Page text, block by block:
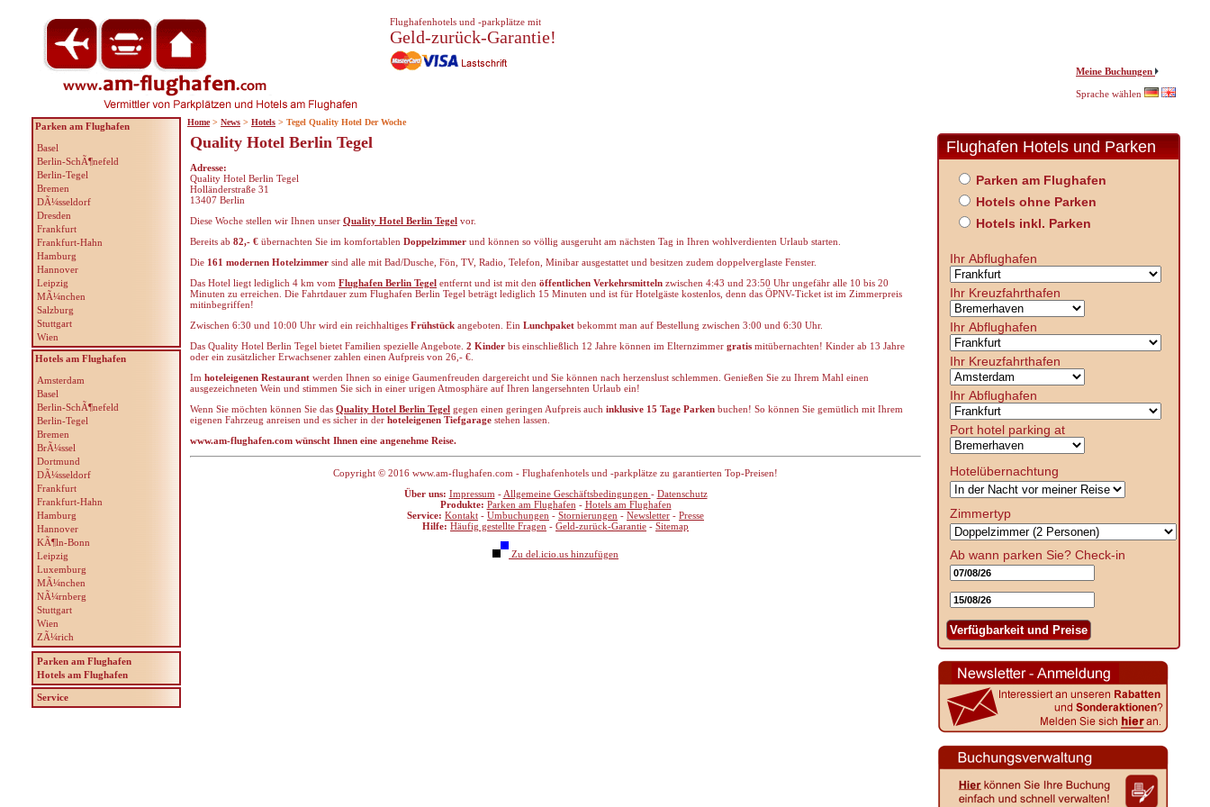
Quality Hotel Berlin Tegel
Adresse:
Quality Hotel Berlin Tegel
Holländerstraße 31
13407 Berlin
Diese Woche stellen wir Ihnen unser Quality Hotel Berlin Tegel vor.
Bereits ab 82,- € übernachten Sie im komfortablen Doppelzimmer und können so völlig ausgeruht am nächsten Tag in Ihren wohlverdienten Urlaub starten.
Die 161 modernen Hotelzimmer sind alle mit Bad/Dusche, Fön, TV, Radio, Telefon, Minibar ausgestattet und besitzen zudem doppelverglaste Fenster.
Das Hotel liegt lediglich 4 km vom Flughafen Berlin Tegel entfernt und ist mit den öffentlichen Verkehrsmitteln zwischen 4:43 und 23:50 Uhr ungefähr alle 10 bis 20
Minuten zu erreichen. Die Fahrtdauer zum Flughafen Berlin Tegel beträgt lediglich 15 Minuten und ist für Hotelgäste kostenlos, denn das ÖPNV-Ticket ist im Zimmerpreis
mitinbegriffen!
Zwischen 6:30 und 10:00 Uhr wird ein reichhaltiges Frühstück angeboten. Ein Lunchpaket bekommt man auf Bestellung zwischen 3:00 und 6:30 Uhr.
Das Quality Hotel Berlin Tegel bietet Familien spezielle Angebote. 2 Kinder bis einschließlich 12 Jahre können im Elternzimmer gratis mitübernachten! Kinder ab 13 Jahre
oder ein zusätzlicher Erwachsener zahlen einen Aufpreis von 26,- €.
Im hoteleigenen Restaurant werden Ihnen so einige Gaumenfreuden dargereicht und Sie können nach herzenslust schlemmen. Genießen Sie zu Ihrem Mahl einen
ausgezeichneten Wein und stimmen Sie sich in einer urigen Atmosphäre auf Ihren langersehnten Urlaub ein!
Wenn Sie möchten können Sie das Quality Hotel Berlin Tegel gegen einen geringen Aufpreis auch inklusive 15 Tage Parken buchen! So können Sie gemütlich mit Ihrem
eigenen Fahrzeug anreisen und es sicher in der hoteleigenen Tiefgarage stehen lassen.
www.am-flughafen.com wünscht Ihnen eine angenehme Reise.
Copyright © 2016 www.am-flughafen.com - Flughafenhotels und -parkplätze zu garantierten Top-Preisen!
Über uns: Impressum - Allgemeine Geschäftsbedingungen - Datenschutz
Produkte: Parken am Flughafen - Hotels am Flughafen
Service: Kontakt - Umbuchungen - Stornierungen - Newsletter - Presse
Hilfe: Häufig gestellte Fragen - Geld-zurück-Garantie - Sitemap
Zu del.icio.us hinzufügen
Meine Buchungen
Sprache wählen
Parken am Flughafen
Basel
Berlin-SchÃ¶nefeld
Berlin-Tegel
Bremen
DÃ¼sseldorf
Dresden
Frankfurt
Frankfurt-Hahn
Hamburg
Hannover
Leipzig
MÃ¼nchen
Salzburg
Stuttgart
Wien
Hotels am Flughafen
Amsterdam
Basel
Berlin-SchÃ¶nefeld
Berlin-Tegel
Bremen
BrÃ¼ssel
Dortmund
DÃ¼sseldorf
Frankfurt
Frankfurt-Hahn
Hamburg
Hannover
KÃ¶ln-Bonn
Leipzig
Luxemburg
MÃ¼nchen
NÃ¼rnberg
Stuttgart
Wien
ZÃ¼rich
Parken am Flughafen
Hotels am Flughafen
Service
Flughafen Hotels und Parken
Parken am Flughafen
Hotels ohne Parken
Hotels inkl. Parken
Ihr Abflughafen
Ihr Kreuzfahrthafen
Ihr Abflughafen
Ihr Kreuzfahrthafen
Ihr Abflughafen
Port hotel parking at
Hotelübernachtung
Zimmertyp
Ab wann parken Sie? Check-in
Verfügbarkeit und Preise
Flughafenhotels und -parkplätze mit
Geld-zurück-Garantie!
Home > News > Hotels > Tegel Quality Hotel Der Woche